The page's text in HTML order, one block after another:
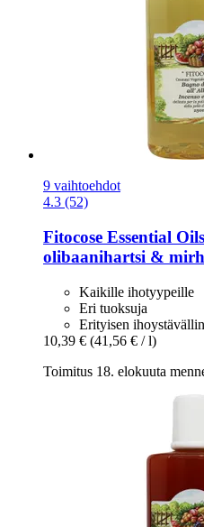
9 vaihtoehdot
4.3 (52)
Fitocose Essential
olibaanihartsi &
Kaikille ihotyypeille
Eri tuoksuja
Erityisen
10,39 € (41,56 € / l)
Toimitus 18. elokuuta